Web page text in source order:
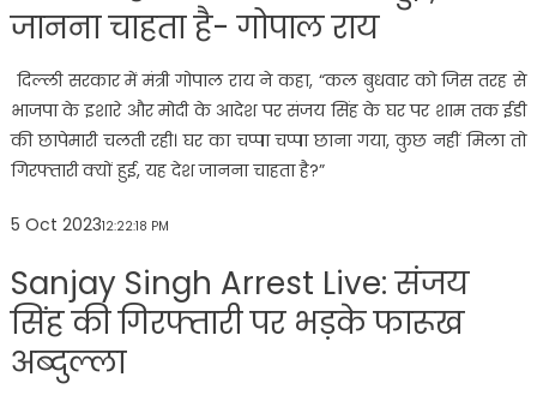
जानना चाहता है- गोपाल राय
दिल्ली सरकार में मंत्री गोपाल राय ने कहा, “कल बुधवार को जिस तरह से
भाजपा के इशारे और मोदी के आदेश पर संजय सिंह के घर पर शाम तक ईडी
की छापेमारी चलती रही। घर का चप्पा चप्पा छाना गया, कुछ नहीं मिला तो
गिरफ्तारी क्यों हुई, यह देश जानना चाहता है?”
5 Oct 202312:22:18 PM
Sanjay Singh Arrest Live: संजय
सिंह की गिरफ्तारी पर भड़के फारूख
अब्दुल्ला